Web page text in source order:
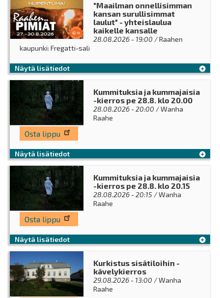
"Maailman onnellisimman
kansan surullisimmat
laulut" - yhteislaulua
kaikelle kansalle
28.08.2026 - 19:00 / Raahen
kaupunki: Fregatti-sali
Näytä lisätiedot
Kummituksia ja kummajaisia
-kierros pe 28.8. klo 20.00
28.08.2026 - 20:00 / Wanha
Raahe
Osta lippu
Näytä lisätiedot
Kummituksia ja kummajaisia
-kierros pe 28.8. klo 20.15
28.08.2026 - 20:15 / Wanha
Raahe
Osta lippu
Näytä lisätiedot
Kurkistus sisätiloihin -
kävelykierros
29.08.2026 - 13:00 / Wanha
Raahe